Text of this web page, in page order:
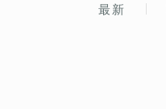
最新